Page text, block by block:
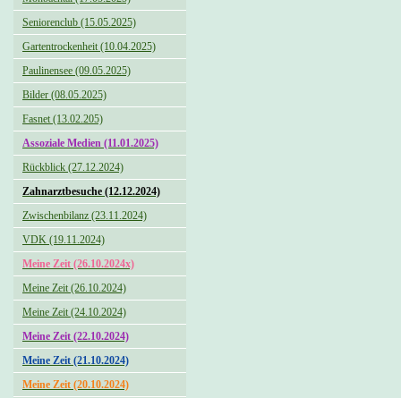
Seniorenclub (15.05.2025)
Gartentrockenheit (10.04.2025)
Paulinensee (09.05.2025)
Bilder (08.05.2025)
Fasnet (13.02.205)
Assoziale Medien (11.01.2025)
Rückblick (27.12.2024)
Zahnarztbesuche (12.12.2024)
Zwischenbilanz (23.11.2024)
VDK (19.11.2024)
Meine Zeit (26.10.2024x)
Meine Zeit (26.10.2024)
Meine Zeit (24.10.2024)
Meine Zeit (22.10.2024)
Meine Zeit (21.10.2024)
Meine Zeit (20.10.2024)